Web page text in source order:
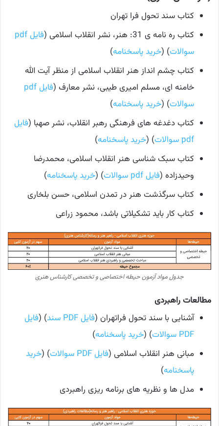
کتاب سند تحول فرا تهران
کتاب ره نامه ی 31: هنر، نشر انقلاب اسلامی (
فایل pdf
سوالات) (خرید پاسخنامه)
کتاب چشم انداز هنر انقلاب اسلامی از منظر آیت الله
خامنه ای، مسلم امیری طیبی، نشر معارف (
فایل pdf
سوالات) (خرید پاسخنامه)
کتاب دغدغه های فرهنگی رهبر انقلاب، نشر صهبا (فایل
pdf سوالات
) (خرید پاسخنامه)
کتاب سبک شناسی هنر انقلاب اسلامی، محمدرضا
وحیدزاده (فایل pdf سوالات ) (خرید پاسخنامه)
کتاب سرگذشت هنر در تمدن اسلامی، حسن بلخاری
کتاب کار باید تشکیلاتی باشد، محمود زراعی
جدول مواد آزمون حیطه اختصاصی و تخصصی کارشناس هنری
مطالعات راهبردی
آشنایی با سند تحول فراتهران (فایل PDF سند ) (فایل
PDF سوالات
) (خرید پاسخنامه)
مبانی هنر انقلاب اسلامی (فایل PDF سوالات ) (خرید
پاسخنامه)
مدل ها و نظریه های برنامه ریزی راهبردی